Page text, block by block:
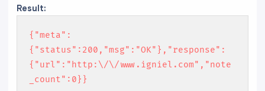
Result:
{"meta":
{"status":200,"msg":"OK"},"response":
{"url":"http:\/\/www.igniel.com","note
_count":0}}